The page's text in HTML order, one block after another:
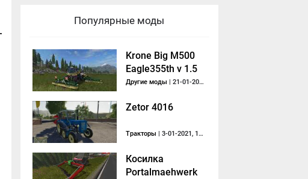
Популярные моды
Krone Big M500
Eagle355th v 1.5
By Eagle355th
Другие моды | 21-01-2017, 18:29
Zetor 4016
Тракторы | 3-01-2021, 18:28
Косилка
Portalmaehwerk